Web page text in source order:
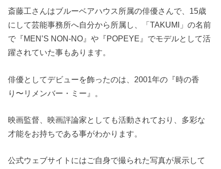
斎藤工さんはブルーベアハウス所属の俳優さんで、15歳
にして芸能事務所へ自分から所属し、「TAKUMI」の名前
で『MEN’S NON-NO』や『POPEYE』でモデルとして活
躍されていた事もあります。
俳優としてデビューを飾ったのは、2001年の『時の香
り〜リメンバー・ミー』。
映画監督、映画評論家としても活動されており、多彩な
才能をお持ちである事がわかります。
公式ウェブサイトにはご自身で撮られた写真が展示して